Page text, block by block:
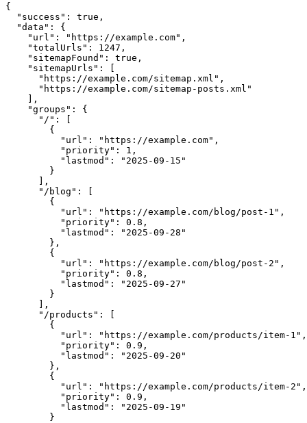
{
"success" : true ,
"data" : {
"url" : "https://example.com" ,
"totalUrls" : 1247 ,
"sitemapFound" : true ,
"sitemapUrls" : [
      "https://example.com/sitemap.xml",
      "https://example.com/sitemap-posts.xml"
    ],
"groups" : {
"/" : [
        {
"url" : "https://example.com" ,
"priority" : 1 ,
"lastmod" :
"2025-09-15"
        }
      ],
"/blog" : [
        {
"url" : "https://example.com/blog/post-1" ,
"priority" : 0.8 ,
"lastmod" :
"2025-09-28"
        },
        {
"url" : "https://example.com/blog/post-2" ,
"priority" : 0.8 ,
"lastmod" :
"2025-09-27"
        }
      ],
"/products" : [
        {
"url" : "https://example.com/products/item-1" ,
"priority" : 0.9 ,
"lastmod" :
"2025-09-20"
        },
        {
"url" : "https://example.com/products/item-2" ,
"priority" : 0.9 ,
"lastmod" :
"2025-09-19"
        }